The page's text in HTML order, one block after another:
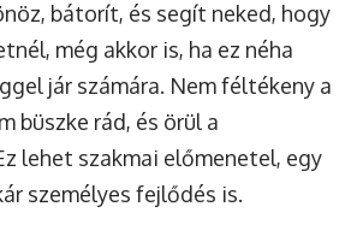
bátorít, és segít neked, hogy
még akkor is, ha ez néha
jár számára. Nem féltékeny a
büszke rád, és örül a
lehet szakmai előmenetel, egy
személyes fejlődés is.